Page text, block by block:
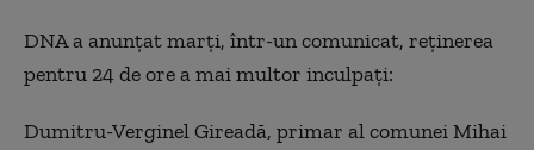
DNA a anunţat marţi, într-un comunicat, reţinerea
pentru 24 de ore a mai multor inculpaţi:
Dumitru-Verginel Gireadă, primar al comunei Mihai